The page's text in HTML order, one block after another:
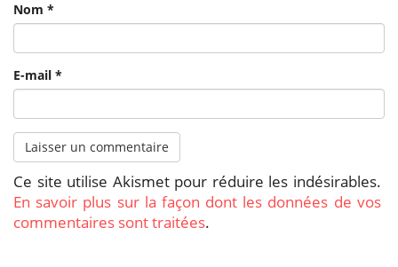
Nom *
E-mail *
Ce site utilise Akismet pour réduire les indésirables.
En savoir plus sur la façon dont les données de vos
commentaires sont traitées.